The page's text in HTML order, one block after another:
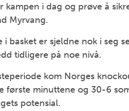
kampen i dag og prøve å
Myrvang.
i basket er sjeldne nok i seg
tidligere på noe nivå.
kom Norges
første minuttene og 30-6
potensial.